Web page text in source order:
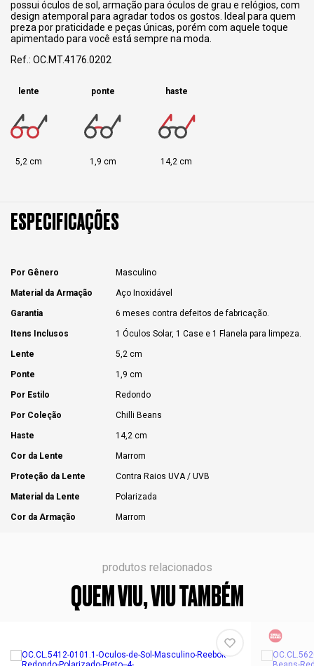
possui óculos de sol, armação para óculos de grau e relógios, com
design atemporal para agradar todos os gostos. Ideal para quem
preza por praticidade e peças únicas, porém com aquele toque
apimentado para você está sempre na moda.
Ref.: OC.MT.4176.0202
lente
5,2 cm
ponte
1,9 cm
haste
14,2 cm
ESPECIFICAÇÕES
Por Gênero Masculino
Material da Armação Aço Inoxidável
Garantia 6 meses contra defeitos de fabricação.
Itens Inclusos 1 Óculos Solar, 1 Case e 1 Flanela para limpeza.
Lente 5,2 cm
Ponte 1,9 cm
Por Estilo Redondo
Por Coleção Chilli Beans
Haste 14,2 cm
Cor da Lente Marrom
Proteção da Lente Contra Raios UVA / UVB
Material da Lente Polarizada
Cor da Armação Marrom
produtos relacionados
QUEM VIU, VIU TAMBÉM